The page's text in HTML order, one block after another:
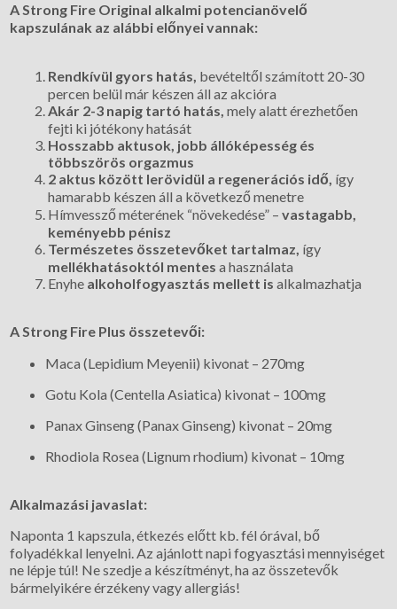
A Strong Fire Original alkalmi potencianövelő
kapszulának az alábbi előnyei vannak:
Rendkívül gyors hatás, bevételtől számított 20-30
percen belül már készen áll az akcióra
Akár 2-3 napig tartó hatás, mely alatt érezhetően
fejti ki jótékony hatását
Hosszabb aktusok, jobb állóképesség és
többszörös orgazmus
2 aktus között lerövidül a regenerációs idő, így
hamarabb készen áll a következő menetre
Hímvessző méterének “növekedése” – vastagabb,
keményebb pénisz
Természetes összetevőket tartalmaz, így
mellékhatásoktól mentes a használata
Enyhe alkoholfogyasztás mellett is alkalmazhatja
A Strong Fire Plus összetevői:
Maca (Lepidium Meyenii) kivonat – 270mg
Gotu Kola (Centella Asiatica) kivonat – 100mg
Panax Ginseng (Panax Ginseng) kivonat – 20mg
Rhodiola Rosea (Lignum rhodium) kivonat – 10mg
Alkalmazási javaslat:
Naponta 1 kapszula, étkezés előtt kb. fél órával, bő
folyadékkal lenyelni. Az ajánlott napi fogyasztási mennyiséget
ne lépje túl! Ne szedje a készítményt, ha az összetevők
bármelyikére érzékeny vagy allergiás!